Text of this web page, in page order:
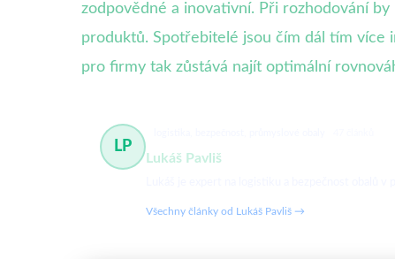
zodpovědné a inovativní. Při rozhodování
produktů. Spotřebitelé jsou čím dál tím více
pro firmy tak zůstává najít optimální
LP
Lukáš Pavliš
Všechny články od Lukáš Pavliš →